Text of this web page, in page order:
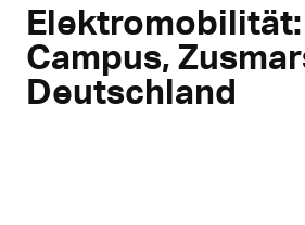
Campus,
Deutschland